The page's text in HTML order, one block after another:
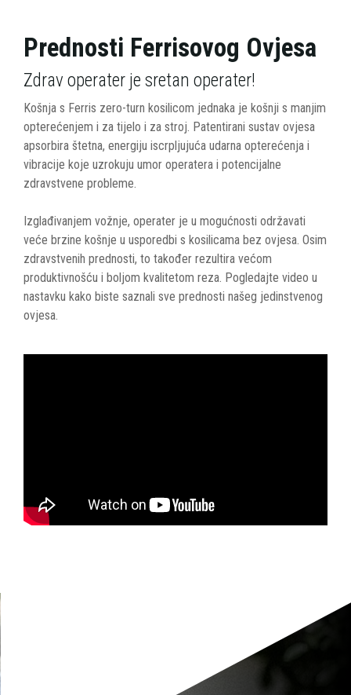
Prednosti Ferrisovog Ovjesa
Zdrav operater je sretan operater!
Košnja s Ferris zero-turn kosilicom jednaka je košnji s manjim
opterećenjem i za tijelo i za stroj. Patentirani sustav ovjesa
apsorbira štetna, energiju iscrpljujuća udarna opterećenja i
vibracije koje uzrokuju umor operatera i potencijalne
zdravstvene probleme.
Izglađivanjem vožnje, operater je u mogućnosti održavati
veće brzine košnje u usporedbi s kosilicama bez ovjesa. Osim
zdravstvenih prednosti, to također rezultira većom
produktivnošću i boljom kvalitetom reza. Pogledajte video u
nastavku kako biste saznali sve prednosti našeg jedinstvenog
ovjesa.